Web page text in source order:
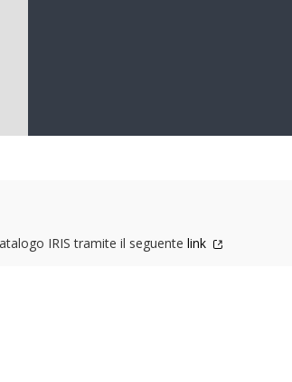
IRIS tramite il seguente link